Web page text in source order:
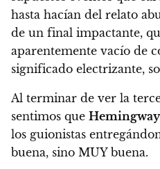
hasta hacían del relato
de un final impactante,
aparentemente vacío de
significado electrizante,
Al terminar de ver la
sentimos que Hemingway
los guionistas
buena, sino MUY buena.